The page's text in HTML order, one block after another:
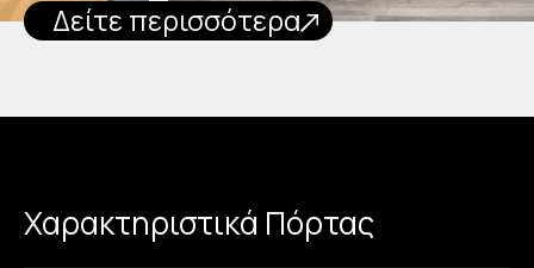
Δείτε περισσότερα
Χαρακτηριστικά Πόρτας